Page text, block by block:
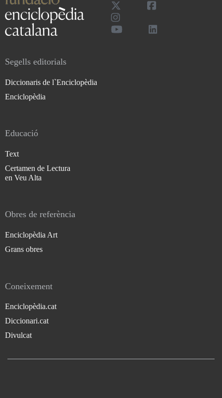
Segells editorials
Diccionaris de l`Enciclopèdia
Enciclopèdia
Educació
Text
Certamen de Lectura
en Veu Alta
Obres de referència
Enciclopèdia Art
Grans obres
Coneixement
Enciclopèdia.cat
Diccionari.cat
Divulcat